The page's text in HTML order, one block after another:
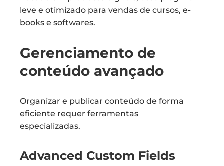
leve e otimizado para vendas de cursos, e-
books e softwares.
Gerenciamento de
conteúdo avançado
Organizar e publicar conteúdo de forma
eficiente requer ferramentas
especializadas.
Advanced Custom Fields